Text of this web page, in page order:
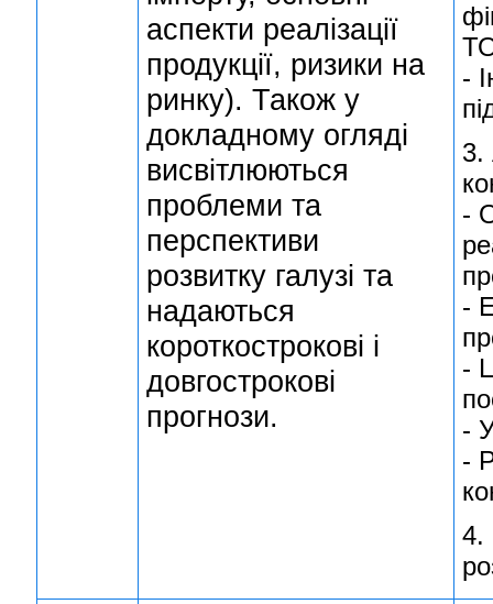
аспекти реалізації
продукції, ризики на
ринку). Також у
докладному огляді
висвітлюються
проблеми та
перспективи
розвитку галузі та
надаються
короткострокові і
довгострокові
прогнози.
-
3.
-
-
-
-
-
4.